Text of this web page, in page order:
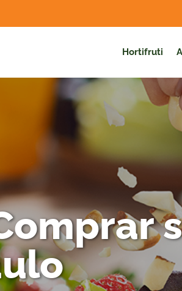
Hortifruti